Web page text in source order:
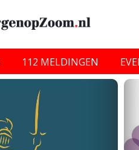
112 MELDINGEN